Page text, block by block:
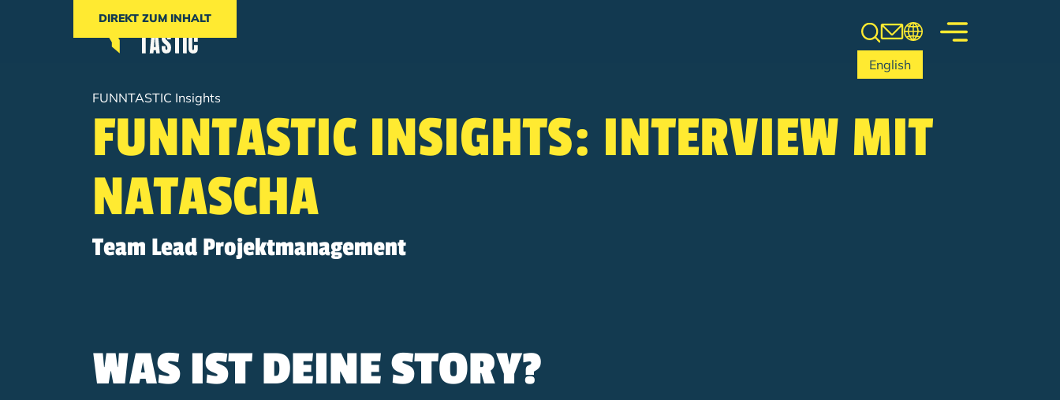
DIREKT ZUM INHALT
English
FUNNTASTIC Insights
FUNNTASTIC INSIGHTS: INTERVIEW MIT
NATASCHA
Team Lead Projektmanagement
WAS IST DEINE STORY?